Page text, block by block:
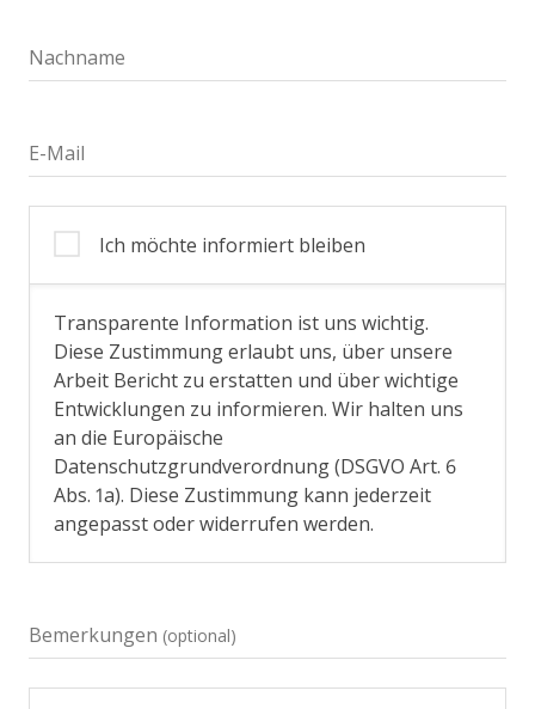
Nachname
E-Mail
Ich möchte informiert bleiben
Transparente Information ist uns wichtig.
Diese Zustimmung erlaubt uns, über unsere
Arbeit Bericht zu erstatten und über wichtige
Entwicklungen zu informieren. Wir halten uns
an die Europäische
Datenschutzgrundverordnung (DSGVO Art. 6
Abs. 1a). Diese Zustimmung kann jederzeit
angepasst oder widerrufen werden.
Bemerkungen (optional)